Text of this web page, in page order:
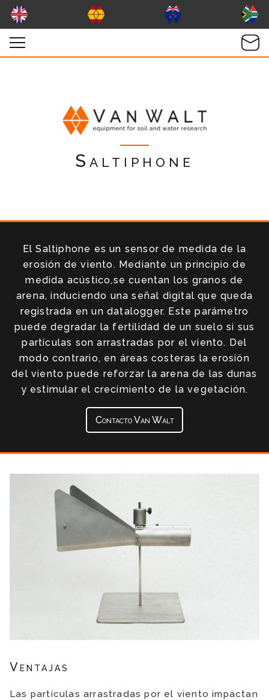
Saltiphone
El Saltiphone es un sensor de medida de la
erosión de viento. Mediante un principio de
medida acústico,se cuentan los granos de
arena, induciendo una señal digital que queda
registrada en un datalogger. Este parámetro
puede degradar la fertilidad de un suelo si sus
partículas son arrastradas por el viento. Del
modo contrario, en áreas costeras la erosión
del viento puede reforzar la arena de las dunas
y estimular el crecimiento de la vegetación.
Contacto Van Walt
Ventajas
Las partículas arrastradas por el viento impactan